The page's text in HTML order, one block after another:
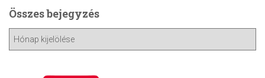
Összes bejegyzés